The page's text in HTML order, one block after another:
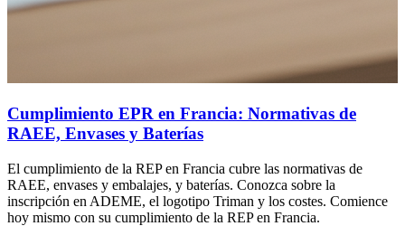
Cumplimiento EPR en Francia: Normativas de
RAEE, Envases y Baterías
El cumplimiento de la REP en Francia cubre las normativas de
RAEE, envases y embalajes, y baterías. Conozca sobre la
inscripción en ADEME, el logotipo Triman y los costes. Comience
hoy mismo con su cumplimiento de la REP en Francia.